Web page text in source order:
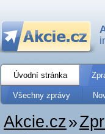
Úvodní stránka
Všechny zprávy
Akcie.cz»